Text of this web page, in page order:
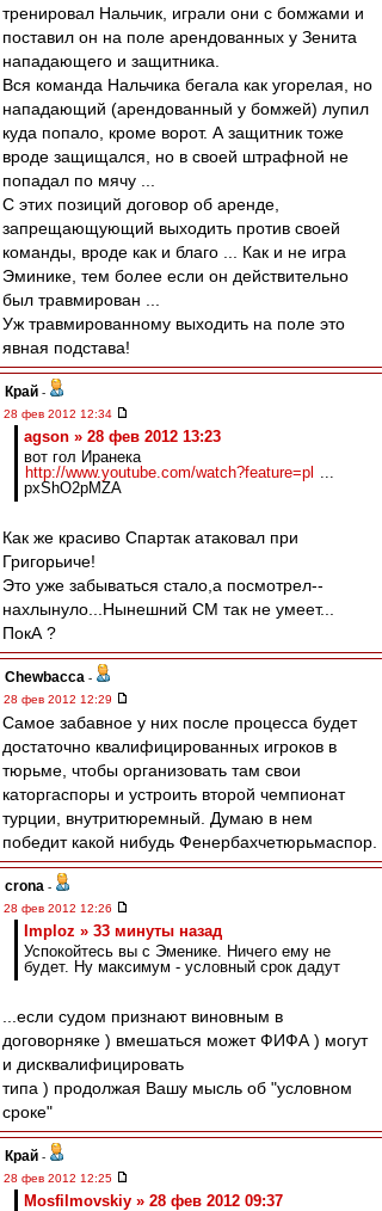
тренировал Нальчик, играли они с бомжами и
поставил он на поле арендованных у Зенита
нападающего и защитника.
Вся команда Нальчика бегала как угорелая, но
нападающий (арендованный у бомжей) лупил
куда попало, кроме ворот. А защитник тоже
вроде защищался, но в своей штрафной не
попадал по мячу ...
С этих позиций договор об аренде,
запрещающующий выходить против своей
команды, вроде как и благо ... Как и не игра
Эминике, тем более если он действительно
был травмирован ...
Уж травмированному выходить на поле это
явная подстава!
Край -
28 фев 2012 12:34
agson » 28 фев 2012 13:23
вот гол Иранека
http://www.youtube.com/watch?feature=pl ...
pxShO2pMZA
Как же красиво Спартак атаковал при
Григорьиче!
Это уже забываться стало,а посмотрел--
нахлынуло...Нынешний СМ так не умеет...
ПокА ?
Chewbacca -
28 фев 2012 12:29
Самое забавное у них после процесса будет
достаточно квалифицированных игроков в
тюрьме, чтобы организовать там свои
каторгаспоры и устроить второй чемпионат
турции, внутритюремный. Думаю в нем
победит какой нибудь Фенербахчетюрьмаспор.
crona -
28 фев 2012 12:26
Imploz » 33 минуты назад
Успокойтесь вы с Эменике. Ничего ему не
будет. Ну максимум - условный срок дадут
...если судом признают виновным в
договорняке ) вмешаться может ФИФА ) могут
и дисквалифицировать
типа ) продолжая Вашу мысль об "условном
сроке"
Край -
28 фев 2012 12:25
Mosfilmovskiy » 28 фев 2012 09:37